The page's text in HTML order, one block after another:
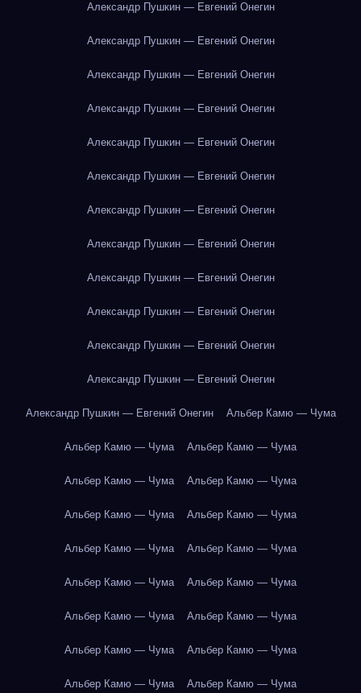
Александр Пушкин — Евгений Онегин
Александр Пушкин — Евгений Онегин
Александр Пушкин — Евгений Онегин
Александр Пушкин — Евгений Онегин
Александр Пушкин — Евгений Онегин
Александр Пушкин — Евгений Онегин
Александр Пушкин — Евгений Онегин
Александр Пушкин — Евгений Онегин
Александр Пушкин — Евгений Онегин
Александр Пушкин — Евгений Онегин
Александр Пушкин — Евгений Онегин
Александр Пушкин — Евгений Онегин
Александр Пушкин — Евгений Онегин Альбер Камю — Чума
Альбер Камю — Чума Альбер Камю — Чума
Альбер Камю — Чума Альбер Камю — Чума
Альбер Камю — Чума Альбер Камю — Чума
Альбер Камю — Чума Альбер Камю — Чума
Альбер Камю — Чума Альбер Камю — Чума
Альбер Камю — Чума Альбер Камю — Чума
Альбер Камю — Чума Альбер Камю — Чума
Альбер Камю — Чума Альбер Камю — Чума